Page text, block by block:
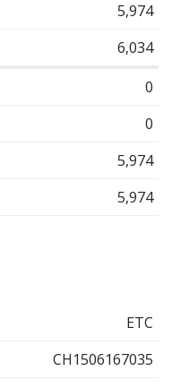
5,974
6,034
0
0
5,974
5,974
ETC
CH1506167035